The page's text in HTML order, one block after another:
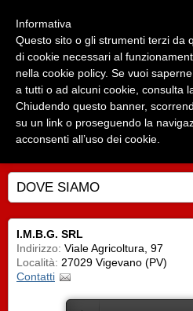
I.M.B.G. Srl
Forniture industriali dal 1983 a Vigevano
DOVE SIAMO
I.M.B.G. SRL
Indirizzo: Viale Agricoltura, 97
Località: 27029 Vigevano (PV)
Contatti
Informativa
Questo sito o gli strumenti terzi da
di cookie necessari al
nella cookie policy. Se vuoi
a tutti o ad alcuni cookie, consulta
Chiudendo questo banner,
su un link o proseguendo la
acconsenti all’uso dei cookie.